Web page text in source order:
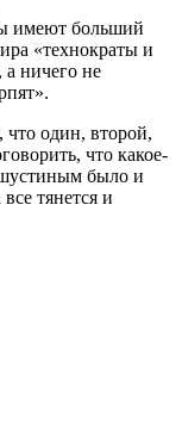
имеют больший
«технократы и
ничего не
один, второй,
что какое-
было и
тянется и